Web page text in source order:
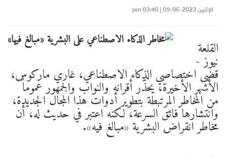
الإثنين 2023-06-05 | 03:40 pm
القلعة
نيوز -
قضى اختصاصي الذكاء الاصطناعي، غاري ماركوس،
الأشهر الأخيرة، يحذّر أقرانه والنواب والجمهور عموماً
من المخاطر المرتبطة بتطوير أدوات هذا المجال الجديدة،
وانتشارها فائق السرعة، لكنه اعتبر في حديث له، أن
مخاطر انقراض البشرية «مبالغ فيه».